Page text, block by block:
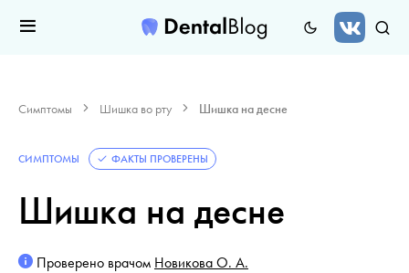
Симптомы Шишка во рту Шишка на десне
СИМПТОМЫ ФАКТЫ ПРОВЕРЕНЫ
Шишка на десне
Проверено врачом Новикова О. А.